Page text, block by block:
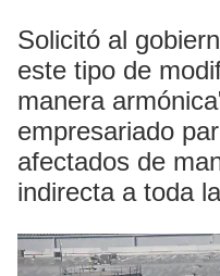
Solicitó al
este tipo de
manera
empresariado
afectados de
indirecta a toda